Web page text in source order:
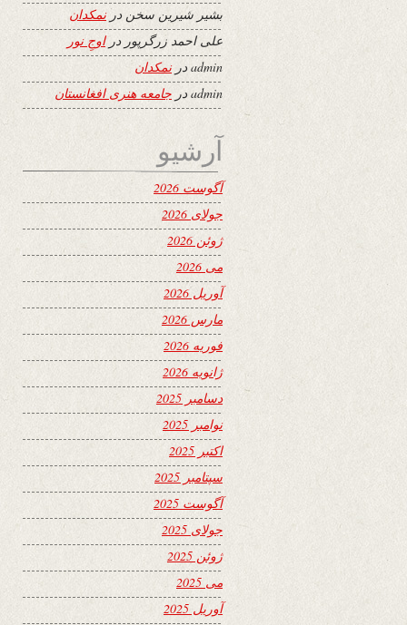
بشیر شیرین سخن درنمکدان
علی احمد زرگرپور دراوجِ نور
adminدرنمکدان
admin در جامعه هنری افغانستان
آرشیو
آگوست 2026
جولای 2026
ژوئن 2026
می 2026
آوریل 2026
مارس 2026
فوریه 2026
ژانویه 2026
دسامبر 2025
نوامبر 2025
اکتبر 2025
سپتامبر 2025
آگوست 2025
جولای 2025
ژوئن 2025
می 2025
آوریل 2025